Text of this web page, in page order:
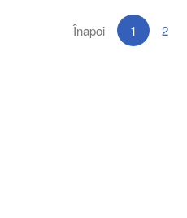
Înapoi 1 2